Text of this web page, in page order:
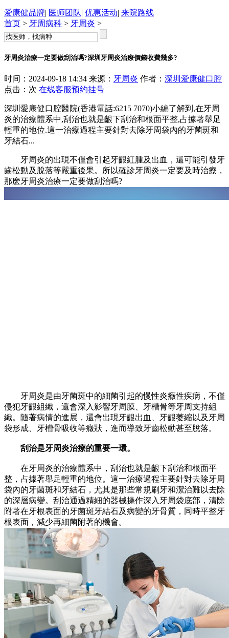
爱康健品牌| 医师团队| 优惠活动| 来院路线
首页 > 牙周病科 > 牙周炎 >
牙周炎治療一定要做刮治嗎?深圳牙周炎治療價錢收費幾多?
时间：2024-09-18 14:34 来源： 牙周炎 作者： 深圳爱康健口腔
点击： 次 在线客服预约挂号
深圳愛康健口腔醫院(香港電話:6215 7070)小編了解到,在牙周
炎的治療體系中,刮治也就是齦下刮治和根面平整,占據著舉足
輕重的地位.這一治療過程主要針對去除牙周袋內的牙菌斑和
牙結石...
牙周炎的出現不僅會引起牙齦紅腫及出血，還可能引發牙
齒松動及脫落等嚴重後果。所以確診牙周炎一定要及時治療，
那麽牙周炎治療一定要做刮治嗎?
牙周炎是由牙菌斑中的細菌引起的慢性炎癥性疾病，不僅
侵犯牙齦組織，還會深入影響牙周膜、牙槽骨等牙周支持組
織。隨著病情的進展，還會出現牙齦出血、牙齦萎縮以及牙周
袋形成、牙槽骨吸收等癥狀，進而導致牙齒松動甚至脫落。
刮治是牙周炎治療的重要一環。
在牙周炎的治療體系中，刮治也就是齦下刮治和根面平
整，占據著舉足輕重的地位。這一治療過程主要針對去除牙周
袋內的牙菌斑和牙結石，尤其是那些常規刷牙和潔治難以去除
的深層病變。刮治通過精細的器械操作深入牙周袋底部，清除
附著在牙根表面的牙菌斑牙結石及病變的牙骨質，同時平整牙
根表面，減少再細菌附著的機會。